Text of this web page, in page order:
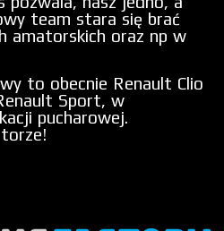
team stara się brać
amatorskich oraz np w
to obecnie Renault Clio
Sport, w
pucharowej.